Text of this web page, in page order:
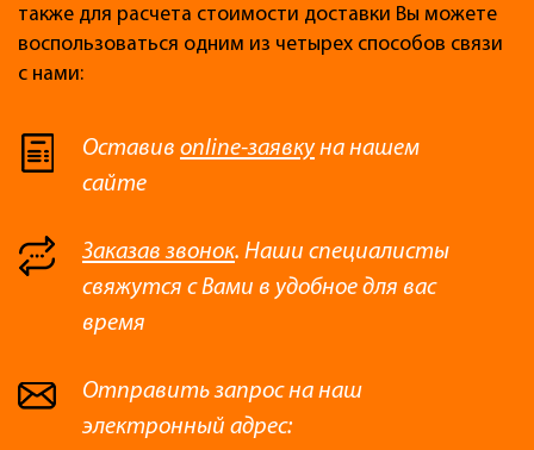
также для расчета стоимости доставки Вы можете
воспользоваться одним из четырех способов связи
с нами:
Оставив online-заявкуна нашем
сайте
Заказав звонок. Наши специалисты
свяжутся с Вами в удобное для вас
время
Отправить запрос на наш
электронный адрес: